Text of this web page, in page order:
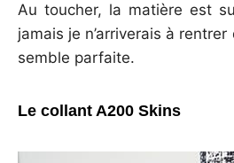
Au toucher, la matière est
jamais je n’arriverais à
semble parfaite.
Le collant A200 Skins